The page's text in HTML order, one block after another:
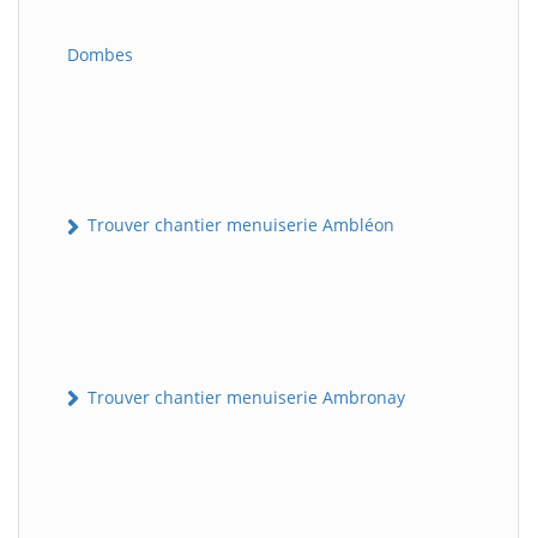
Dombes
Trouver chantier menuiserie Ambléon
Trouver chantier menuiserie Ambronay